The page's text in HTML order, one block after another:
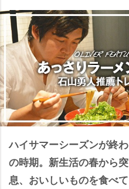
ハイサマーシーズンが終
の時期。新生活の春から
息、おいしいものを食べ